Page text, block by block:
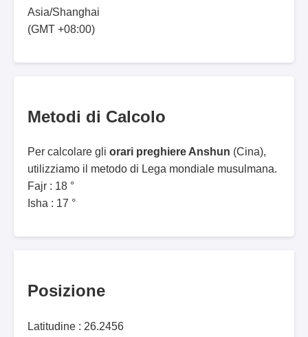
Asia/Shanghai
(GMT +08:00)
Metodi di Calcolo
Per calcolare gli orari preghiere Anshun (Cina),
utilizziamo il metodo di Lega mondiale musulmana.
Fajr : 18 °
Isha : 17 °
Posizione
Latitudine : 26.2456